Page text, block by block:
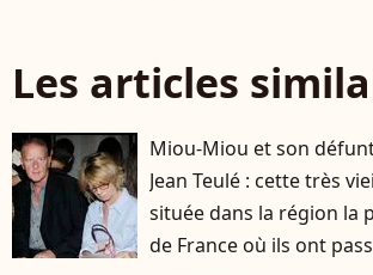
Les articles
Miou-Miou et son
Jean Teulé : cette très
située dans la région la
de France où ils ont